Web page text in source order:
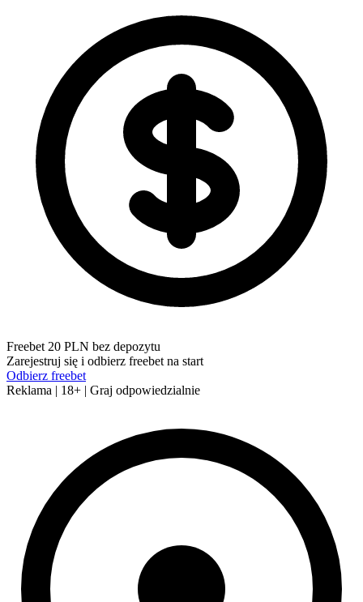
Freebet 20 PLN bez depozytu
Zarejestruj się i odbierz freebet na start
Odbierz freebet
Reklama | 18+ | Graj odpowiedzialnie